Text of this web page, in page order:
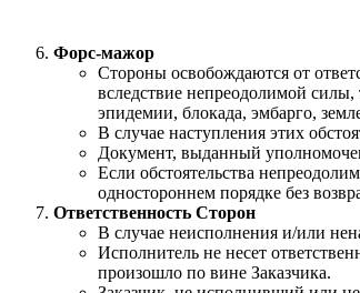
Форс-мажор
Стороны освобождаются от
вследствие непреодолимой
эпидемии, блокада, эмбарго,
В случае наступления этих
Документ, выданный
Если обстоятельства
одностороннем порядке без
Ответственность Сторон
В случае неисполнения и/или
Исполнитель не несет
произошло по вине Заказчика.